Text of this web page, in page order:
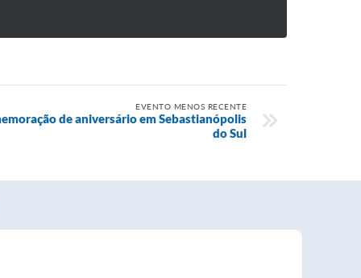
EVENTO MENOS RECENTE
de aniversário em Sebastianópolis
do Sul